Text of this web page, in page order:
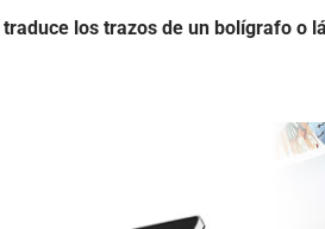
traduce los trazos de un bolígrafo o